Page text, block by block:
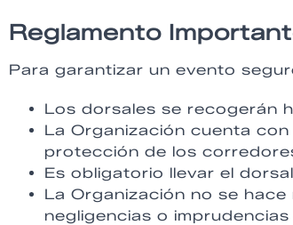
Reglamento
Para garantizar un evento
Los dorsales se recogerán
La Organización cuenta
protección de los
Es obligatorio llevar el
La Organización no se
negligencias o